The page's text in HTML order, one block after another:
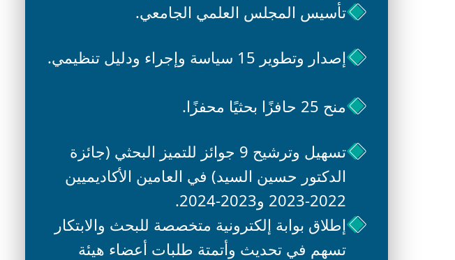
تأسيس المجلس العلمي الجامعي.
إصدار وتطوير 15 سياسة وإجراء ودليل تنظيمي.
منح 25 حافزًا بحثيًا محفزًا.
تسهيل وترشيح 9 جوائز للتميز البحثي (جائزة
الدكتور حسين السيد) في العامين الأكاديميين
2022-2023 و2023-2024.
إطلاق بوابة إلكترونية متخصصة للبحث والابتكار
تسهم في تحديث وأتمتة طلبات أعضاء هيئة